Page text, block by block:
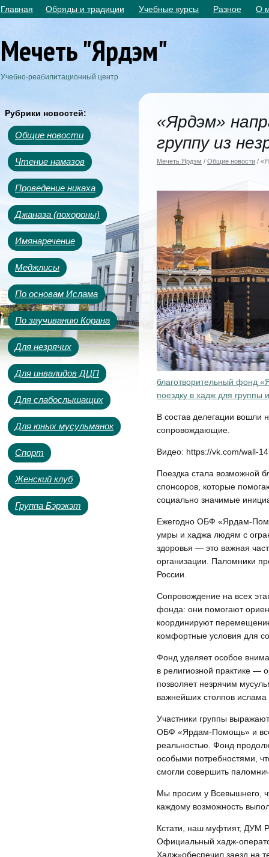
Главная Обряды и традиции Учебные курсы Разное О
Мечеть "Ярдэм"
Учебно-реабилитационный центр
Рубрики новостей:
Общие новости
Чтение намазов
Проведение никаха
Джаназа (похороны)
Имянаречение
Меджлисы
По основам Ислама
По заучиванию Корана
Для незрячих
Для инвалидов ДЦП
Для слабослышащих
Для юных мусульманок
Спорт
Женский клуб
Группа Бэрэкэт
«Ярдэм»
группу из
Мечеть Ярдэм / Общие новости /
благотворительный фонд
поездку в хадж для группы
В состав делегации вошли
сопровождающие.
Видео: https://vk.com/wall-
Поездка стала возможной
спонсоров, которые
социально значимые
Ежегодно ОБФ
умры и хаджа людям с
здоровья — это важная
организации. Паломники
России.
Сопровождение на всех
фонда: они помогают
координируют
комфортные условия для
Фонд уделяет особое
в религиозной практике —
позволяет незрячим
важнейших столпов
Участники группы
ОБФ «Ярдам‑Помощь» и
реальностью. Фонд
особыми потребностями,
смогли совершить
Мы просим у Всевышнего,
каждому возможность
Кстати, наш муфтият, ДУМ
Официальный
Хадж»обеспечил заезд на